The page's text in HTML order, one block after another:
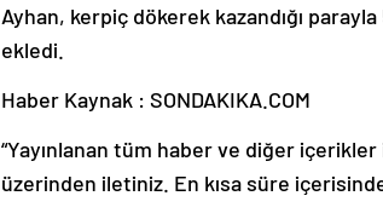
Ayhan, kerpiç dökerek kazandığı
ekledi.
Haber Kaynak : SONDAKIKA.COM
“Yayınlanan tüm haber ve diğer
üzerinden iletiniz. En kısa süre